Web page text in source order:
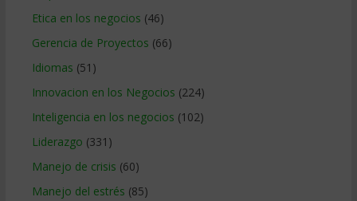
Etica en los negocios (46)
Gerencia de Proyectos (66)
Idiomas (51)
Innovacion en los Negocios (224)
Inteligencia en los negocios (102)
Liderazgo (331)
Manejo de crisis (60)
Manejo del estrés (85)